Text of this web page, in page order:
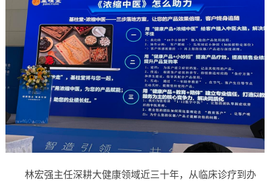
林宏强主任深耕大健康领域近三十年，从临床诊疗到办